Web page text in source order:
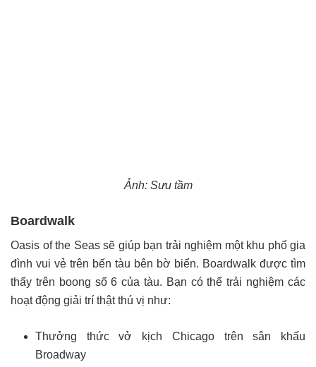
Ảnh: Sưu tầm
Boardwalk
Oasis of the Seas sẽ giúp bạn trải nghiệm một khu phố gia
đình vui vẻ trên bến tàu bên bờ biển. Boardwalk được tìm
thấy trên boong số 6 của tàu. Bạn có thể trải nghiệm các
hoạt động giải trí thật thú vị như:
Thưởng thức vở kịch Chicago trên sân khấu
Broadway